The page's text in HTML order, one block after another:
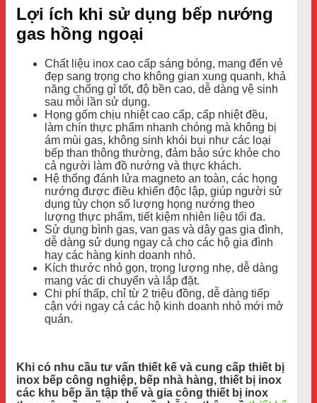
Lợi ích khi sử dụng bếp nướng
gas hồng ngoại
Chất liệu inox cao cấp sáng bóng, mang đến vẻ
đẹp sang trọng cho không gian xung quanh, khả
năng chống gỉ tốt, độ bền cao, dễ dàng vệ sinh
sau mỗi lần sử dụng.
Họng gốm chịu nhiệt cao cấp, cấp nhiệt đều,
làm chín thực phẩm nhanh chóng mà không bị
ám mùi gas, không sinh khói bụi như các loại
bếp than thông thường, đảm bảo sức khỏe cho
cả người làm đồ nướng và thực khách.
Hệ thống đánh lửa magneto an toàn, các họng
nướng được điều khiển độc lập, giúp người sử
dụng tùy chọn số lượng họng nướng theo
lượng thực phẩm, tiết kiệm nhiên liệu tối đa.
Sử dụng bình gas, van gas và dây gas gia đình,
dễ dàng sử dụng ngay cả cho các hộ gia đình
hay các hàng kinh doanh nhỏ.
Kích thước nhỏ gọn, trọng lượng nhẹ, dễ dàng
mang vác di chuyển và lắp đặt.
Chi phí thấp, chỉ từ 2 triệu đồng, dễ dàng tiếp
cận với ngay cả các hộ kinh doanh nhỏ mới mở
quán.
Khi có nhu cầu tư vấn thiết kế và cung cấp thiết bị
inox bếp công nghiệp, bếp nhà hàng, thiết bị inox
các khu bếp ăn tập thể và gia công thiết bị inox